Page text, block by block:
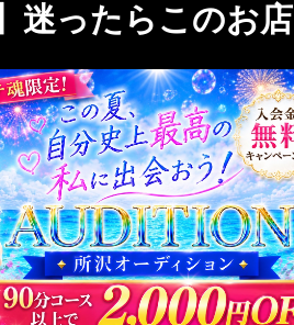
店
お店検索ページへ
す
探す
迷ったらこのお